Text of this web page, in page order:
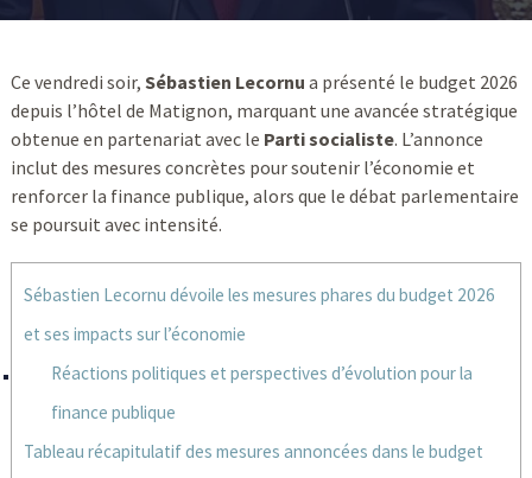
Ce vendredi soir, Sébastien Lecornu a présenté le budget 2026
depuis l’hôtel de Matignon, marquant une avancée stratégique
obtenue en partenariat avec le Parti socialiste. L’annonce
inclut des mesures concrètes pour soutenir l’économie et
renforcer la finance publique, alors que le débat parlementaire
se poursuit avec intensité.
Sébastien Lecornu dévoile les mesures phares du budget 2026
et ses impacts sur l’économie
Réactions politiques et perspectives d’évolution pour la
finance publique
Tableau récapitulatif des mesures annoncées dans le budget